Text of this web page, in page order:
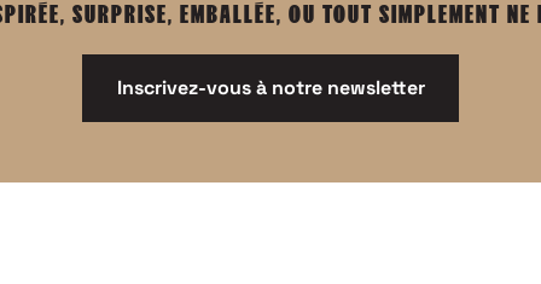
SURPRISE, EMBALLÉE, OU TOUT SIMPLEMENT NE
Inscrivez-vous à notre newsletter